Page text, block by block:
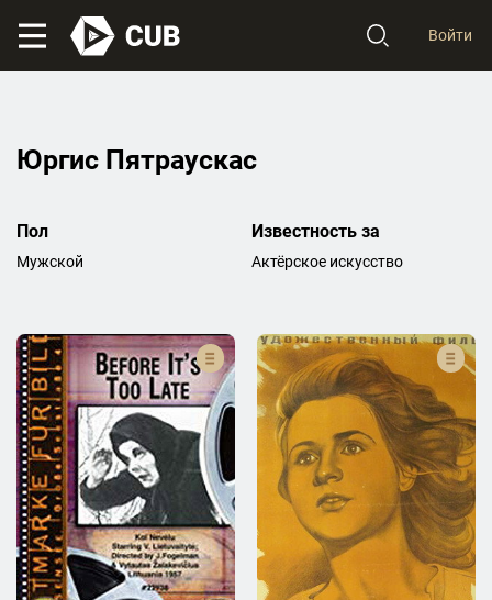
Войти
Юргис Пятраускас
Пол
Мужской
Известность за
Актёрское искусство